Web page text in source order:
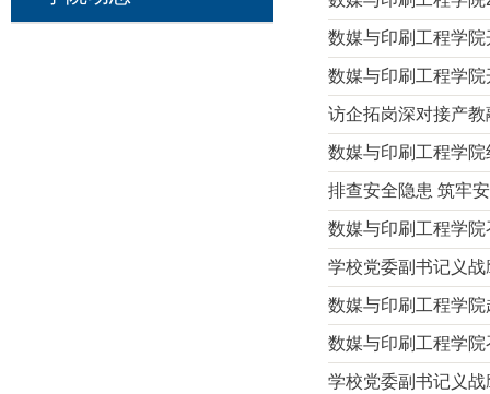
数媒与印刷工程学
数媒与印刷工程学
访企拓岗深对接产
数媒与印刷工程学院
排查安全隐患 筑牢
数媒与印刷工程学
学校党委副书记义战
数媒与印刷工程学院
数媒与印刷工程学
学校党委副书记义